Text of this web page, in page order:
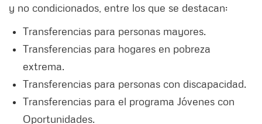
y no condicionados, entre los que se destacan:
Transferencias para personas mayores.
Transferencias para hogares en pobreza
extrema.
Transferencias para personas con discapacidad.
Transferencias para el programa Jóvenes con
Oportunidades.